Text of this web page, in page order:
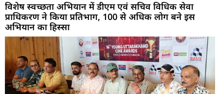
विशेष स्वच्छता अभियान में डीएम एवं सचिव विधिक सेवा
प्राधिकरण ने किया प्रतिभाग, 100 से अधिक लोग बने इस
अभियान का हिस्सा